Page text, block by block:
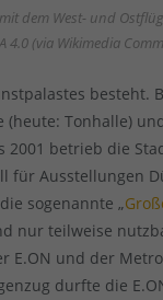
dem West- und
4.0 (via Wikimedia
besteht.
(heute: Tonhalle)
2001 betrieb die
für Ausstellungen
sogenannte „
nur teilweise
E.ON und der
durfte die